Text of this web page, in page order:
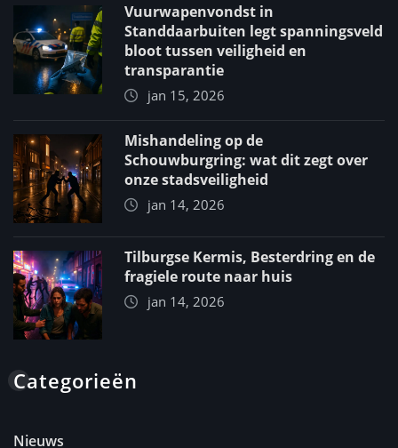
Vuurwapenvondst in
Standdaarbuiten legt spanningsveld
bloot tussen veiligheid en
transparantie
jan 15, 2026
Mishandeling op de
Schouwburgring: wat dit zegt over
onze stadsveiligheid
jan 14, 2026
Tilburgse Kermis, Besterdring en de
fragiele route naar huis
jan 14, 2026
Categorieën
Nieuws